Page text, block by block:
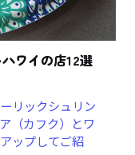
ワイの店12選
リックシュリン
（カフク）とワ
ップしてご紹